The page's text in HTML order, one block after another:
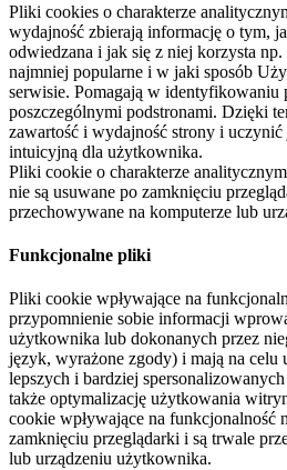
Pliki cookies o charakterze
wydajność zbierają informację o tym,
odwiedzana i jak się z niej korzysta
najmniej popularne i w jaki sposób
serwisie. Pomagają w identyfikowaniu
poszczególnymi podstronami. Dzięki
zawartość i wydajność strony i
intuicyjną dla użytkownika.
Pliki cookie o charakterze
nie są usuwane po zamknięciu
przechowywane na komputerze lub
Funkcjonalne pliki
Pliki cookie wpływające na
przypomnienie sobie informacji
użytkownika lub dokonanych przez
język, wyrażone zgody) i mają na celu
lepszych i bardziej
także optymalizację użytkowania
cookie wpływające na funkcjonalność
zamknięciu przeglądarki i są trwale
lub urządzeniu użytkownika.